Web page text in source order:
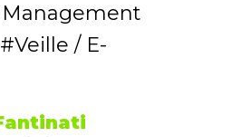
Veille / E-